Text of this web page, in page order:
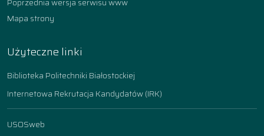
Poprzednia wersja serwisu www
Mapa strony
Użyteczne linki
Biblioteka Politechniki Białostockiej
Internetowa Rekrutacja Kandydatów (IRK)
USOSweb